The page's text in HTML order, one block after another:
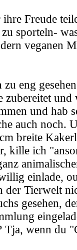
Freude
sporteln-
veganen
eng
zubereitet und
und hab
auch noch.
breite
kille ich
einlade,
Tierwelt
gesehen,
wenn du